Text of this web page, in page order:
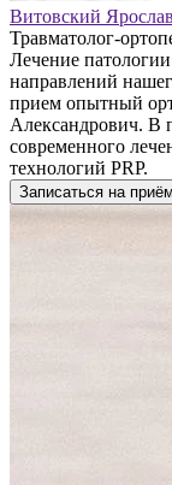
Витовский
Травматолог-
Лечение
направлений
прием опытный
Александрович. В
современного
технологий PRP.
Записаться на приём